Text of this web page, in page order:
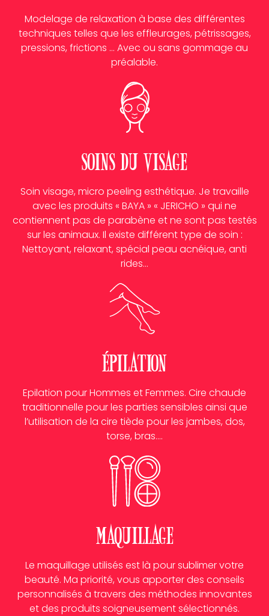
Modelage de relaxation à base des différentes
techniques telles que les effleurages, pétrissages,
pressions, frictions … Avec ou sans gommage au
préalable.
Soins du visage
Soin visage, micro peeling esthétique. Je travaille
avec les produits « BAYA » « JERICHO » qui ne
contiennent pas de parabène et ne sont pas testés
sur les animaux. Il existe différent type de soin :
Nettoyant, relaxant, spécial peau acnéique, anti
rides…
épilation
Epilation pour Hommes et Femmes. Cire chaude
traditionnelle pour les parties sensibles ainsi que
l’utilisation de la cire tiède pour les jambes, dos,
torse, bras….
Maquillage
Le maquillage utilisés est là pour sublimer votre
beauté. Ma priorité, vous apporter des conseils
personnalisés à travers des méthodes innovantes
et des produits soigneusement sélectionnés.